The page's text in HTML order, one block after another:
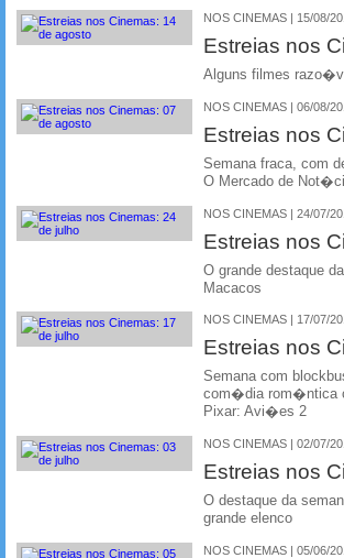
NOS CINEMAS | 15/08/
Estreias nos
Alguns filmes
NOS CINEMAS | 06/08/
Estreias nos
Semana fraca, com
O Mercado de
NOS CINEMAS | 24/07/
Estreias nos
O grande destaque
Macacos
NOS CINEMAS | 17/07/
Estreias nos
Semana com
com�dia rom�ntica
Pixar: Avi�es 2
NOS CINEMAS | 02/07/
Estreias nos
O destaque da
grande elenco
NOS CINEMAS | 05/06/